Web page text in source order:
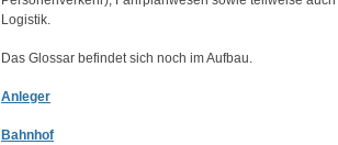
Logistik.
Das Glossar befindet sich noch im Aufbau.
Anleger
Bahnhof